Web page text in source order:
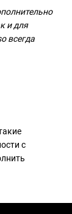
и для
всегда
с